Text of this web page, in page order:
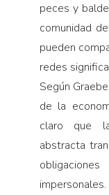
peces y
comunidad
pueden
redes
Según
de la
claro que
abstracta
impersonales.